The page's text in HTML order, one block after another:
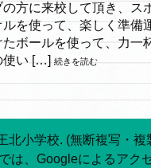
方に来校して頂き、ス
ルを使って、楽しく準備
たボールを使って、力一
使い […] 続きを読む
北小学校. (無断複写・複
は、Googleによるアク